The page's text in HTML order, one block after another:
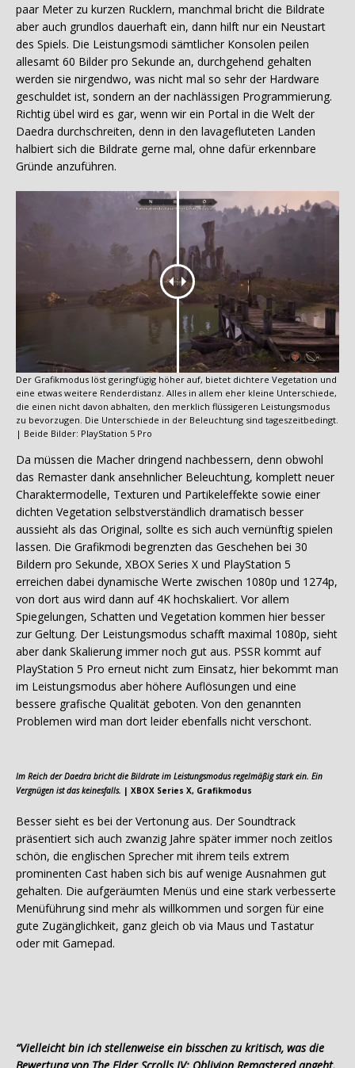
paar Meter zu kurzen Rucklern, manchmal bricht die Bildrate
aber auch grundlos dauerhaft ein, dann hilft nur ein Neustart
des Spiels. Die Leistungsmodi sämtlicher Konsolen peilen
allesamt 60 Bilder pro Sekunde an, durchgehend gehalten
werden sie nirgendwo, was nicht mal so sehr der Hardware
geschuldet ist, sondern an der nachlässigen Programmierung.
Richtig übel wird es gar, wenn wir ein Portal in die Welt der
Daedra durchschreiten, denn in den lavagefluteten Landen
halbiert sich die Bildrate gerne mal, ohne dafür erkennbare
Gründe anzuführen.
Der Grafikmodus löst geringfügig höher auf, bietet dichtere Vegetation und
eine etwas weitere Renderdistanz. Alles in allem eher kleine Unterschiede,
die einen nicht davon abhalten, den merklich flüssigeren Leistungsmodus
zu bevorzugen. Die Unterschiede in der Beleuchtung sind tageszeitbedingt.
| Beide Bilder: PlayStation 5 Pro
Da müssen die Macher dringend nachbessern, denn obwohl
das Remaster dank ansehnlicher Beleuchtung, komplett neuer
Charaktermodelle, Texturen und Partikeleffekte sowie einer
dichten Vegetation selbstverständlich dramatisch besser
aussieht als das Original, sollte es sich auch vernünftig spielen
lassen. Die Grafikmodi begrenzten das Geschehen bei 30
Bildern pro Sekunde, XBOX Series X und PlayStation 5
erreichen dabei dynamische Werte zwischen 1080p und 1274p,
von dort aus wird dann auf 4K hochskaliert. Vor allem
Spiegelungen, Schatten und Vegetation kommen hier besser
zur Geltung. Der Leistungsmodus schafft maximal 1080p, sieht
aber dank Skalierung immer noch gut aus. PSSR kommt auf
PlayStation 5 Pro erneut nicht zum Einsatz, hier bekommt man
im Leistungsmodus aber höhere Auflösungen und eine
bessere grafische Qualität geboten. Von den genannten
Problemen wird man dort leider ebenfalls nicht verschont.
Im Reich der Daedra bricht die Bildrate im Leistungsmodus regelmäßig stark ein. Ein
Vergnügen ist das keinesfalls. | XBOX Series X, Grafikmodus
Besser sieht es bei der Vertonung aus. Der Soundtrack
präsentiert sich auch zwanzig Jahre später immer noch zeitlos
schön, die englischen Sprecher mit ihrem teils extrem
prominenten Cast haben sich bis auf wenige Ausnahmen gut
gehalten. Die aufgeräumten Menüs und eine stark verbesserte
Menüführung sind mehr als willkommen und sorgen für eine
gute Zugänglichkeit, ganz gleich ob via Maus und Tastatur
oder mit Gamepad.
“Vielleicht bin ich stellenweise ein bisschen zu kritisch, was die